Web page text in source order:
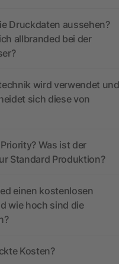
Druckdaten aussehen?
allbranded bei der
wird verwendet und
sich diese von
Was ist der
Standard Produktion?
einen kostenlosen
wie hoch sind die
Kosten?